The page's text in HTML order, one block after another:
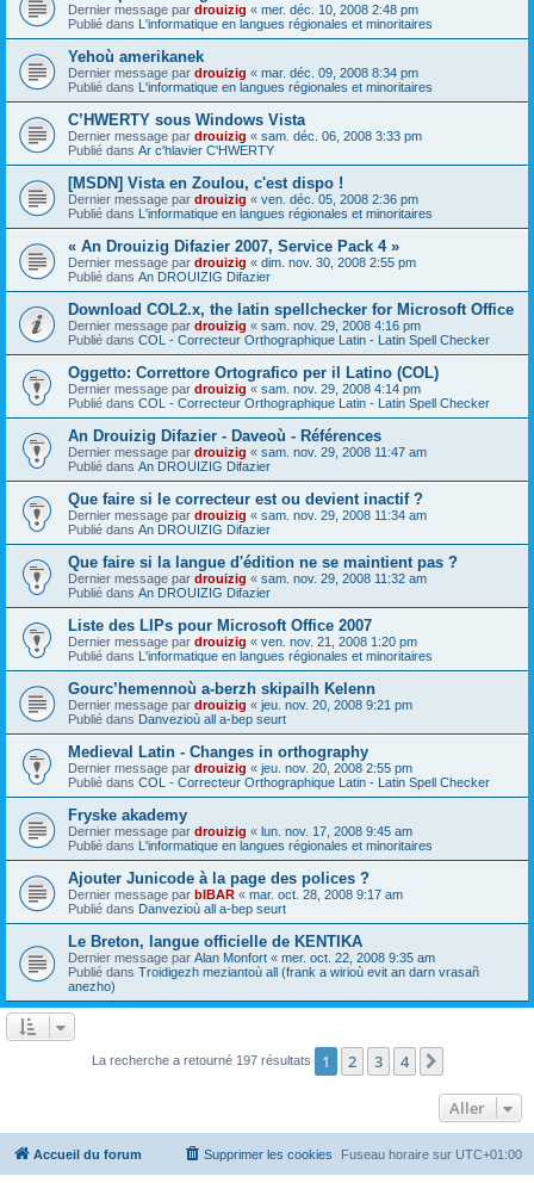
Dernier message par drouizig « mer. déc. 10, 2008 2:48 pm
Publié dans L'informatique en langues régionales et minoritaires
Yehoù amerikanek
Dernier message par drouizig « mar. déc. 09, 2008 8:34 pm
Publié dans L'informatique en langues régionales et minoritaires
C’HWERTY sous Windows Vista
Dernier message par drouizig « sam. déc. 06, 2008 3:33 pm
Publié dans Ar c'hlavier C'HWERTY
[MSDN] Vista en Zoulou, c'est dispo !
Dernier message par drouizig « ven. déc. 05, 2008 2:36 pm
Publié dans L'informatique en langues régionales et minoritaires
« An Drouizig Difazier 2007, Service Pack 4 »
Dernier message par drouizig « dim. nov. 30, 2008 2:55 pm
Publié dans An DROUIZIG Difazier
Download COL2.x, the latin spellchecker for Microsoft Office
Dernier message par drouizig « sam. nov. 29, 2008 4:16 pm
Publié dans COL - Correcteur Orthographique Latin - Latin Spell Checker
Oggetto: Correttore Ortografico per il Latino (COL)
Dernier message par drouizig « sam. nov. 29, 2008 4:14 pm
Publié dans COL - Correcteur Orthographique Latin - Latin Spell Checker
An Drouizig Difazier - Daveoù - Références
Dernier message par drouizig « sam. nov. 29, 2008 11:47 am
Publié dans An DROUIZIG Difazier
Que faire si le correcteur est ou devient inactif ?
Dernier message par drouizig « sam. nov. 29, 2008 11:34 am
Publié dans An DROUIZIG Difazier
Que faire si la langue d'édition ne se maintient pas ?
Dernier message par drouizig « sam. nov. 29, 2008 11:32 am
Publié dans An DROUIZIG Difazier
Liste des LIPs pour Microsoft Office 2007
Dernier message par drouizig « ven. nov. 21, 2008 1:20 pm
Publié dans L'informatique en langues régionales et minoritaires
Gourc’hemennoù a-berzh skipailh Kelenn
Dernier message par drouizig « jeu. nov. 20, 2008 9:21 pm
Publié dans Danvezioù all a-bep seurt
Medieval Latin - Changes in orthography
Dernier message par drouizig « jeu. nov. 20, 2008 2:55 pm
Publié dans COL - Correcteur Orthographique Latin - Latin Spell Checker
Fryske akademy
Dernier message par drouizig « lun. nov. 17, 2008 9:45 am
Publié dans L'informatique en langues régionales et minoritaires
Ajouter Junicode à la page des polices ?
Dernier message par bIBAR « mar. oct. 28, 2008 9:17 am
Publié dans Danvezioù all a-bep seurt
Le Breton, langue officielle de KENTIKA
Dernier message par Alan Monfort « mer. oct. 22, 2008 9:35 am
Publié dans Troidigezh meziantoù all (frank a wirioù evit an darn vrasañ
anezho)
La recherche a retourné 197 résultats 1 2 3 4
Aller
Accueil du forum Fuseau horaire sur UTC+01:00
Supprimer les cookies